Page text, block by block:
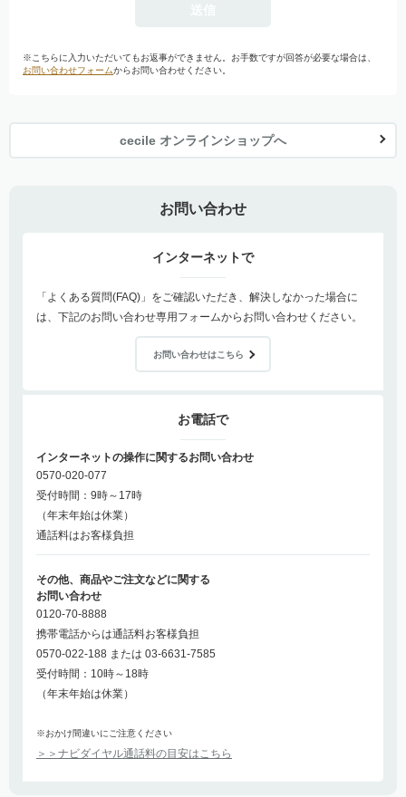
※こちらに入力いただいてもお返事ができません。お手数ですが回答が必要な場合は、
お問い合わせフォームからお問い合わせください。
cecile オンラインショップへ
お問い合わせ
インターネットで
「よくある質問(FAQ)」をご確認いただき、解決しなかった場合に
は、下記のお問い合わせ専用フォームからお問い合わせください。
お問い合わせはこちら
お電話で
インターネットの操作に関するお問い合わせ
0570-020-077
受付時間：9時～17時
（年末年始は休業）
通話料はお客様負担
その他、商品やご注文などに関する
お問い合わせ
0120-70-8888
携帯電話からは通話料お客様負担
0570-022-188 または 03-6631-7585
受付時間：10時～18時
（年末年始は休業）
※おかけ間違いにご注意ください
＞＞ナビダイヤル通話料の目安はこちら